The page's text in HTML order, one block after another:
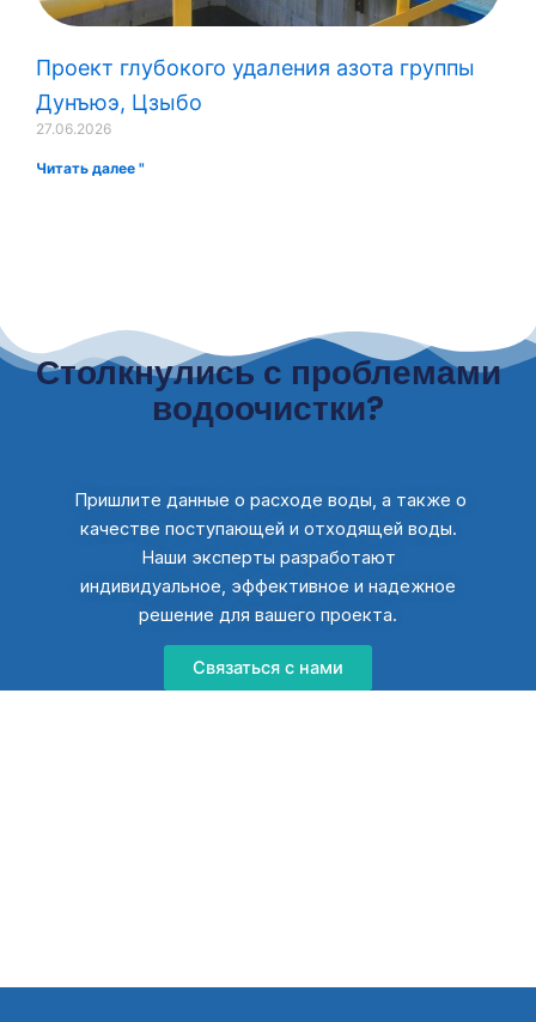
Проект глубокого удаления азота группы
Дунъюэ, Цзыбо
27.06.2026
Читать далее "
Столкнулись с проблемами
водоочистки?
Пришлите данные о расходе воды, а также о
качестве поступающей и отходящей воды.
Наши эксперты разработают
индивидуальное, эффективное и надежное
решение для вашего проекта.
Связаться с нами